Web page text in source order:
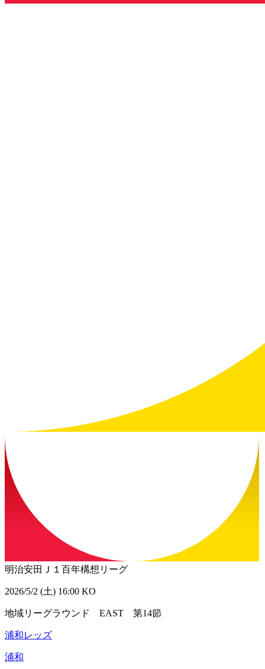
明治安田Ｊ１百年構想リーグ
2026/5/2 (土) 16:00 KO
地域リーグラウンド EAST 第14節
浦和レッズ
浦和